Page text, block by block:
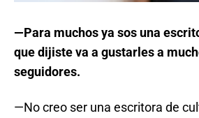
—Para muchos ya sos una
que dijiste va a gustarles a
seguidores.
—No creo ser una escritora de